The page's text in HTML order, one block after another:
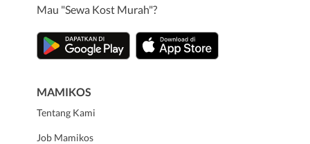
Mau "Sewa Kost Murah"?
MAMIKOS
Tentang Kami
Job Mamikos